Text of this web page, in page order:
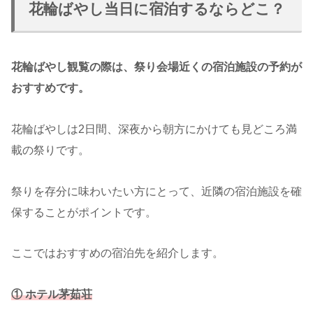
花輪ばやし当日に宿泊するならどこ？
花輪ばやし観覧の際は、祭り会場近くの宿泊施設の予約が
おすすめです。
花輪ばやしは2日間、深夜から朝方にかけても見どころ満
載の祭りです。
祭りを存分に味わいたい方にとって、近隣の宿泊施設を確
保することがポイントです。
ここではおすすめの宿泊先を紹介します。
① ホテル茅茹荘